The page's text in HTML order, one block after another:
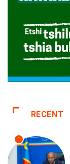
RECENT
1